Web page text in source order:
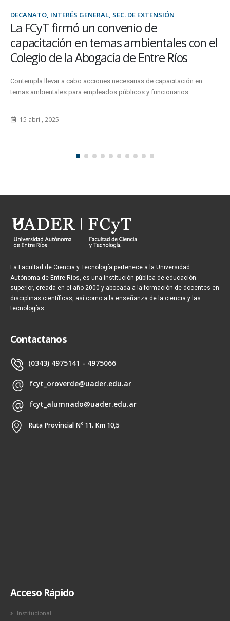
DOCENTES, SEC. ACADÉMICA, SEC. DE EXTENSIÓN
Docentes de la FCyT podrán capacitarse
en Prácticas Educativas Territoriales
El curso se desarrollará el 12 y 26 de agosto, de 15 a 17, con
modalidad presencial en Oro Verde...
La Facultad de Ciencia y Tecnología pertenece a la Universidad
Autónoma de Entre Ríos, es una institución pública de educación
superior, creada en el año 2000 y abocada a la formación de docentes en
disciplinas científicas, así como a la enseñanza de la ciencia y las
tecnologías.
Contactanos
(0343) 4975141 - 4975066
fcyt_oroverde@uader.edu.ar
fcyt_alumnado@uader.edu.ar
Ruta Provincial Nº 11. Km 10,5
Acceso Rápido
Institucional